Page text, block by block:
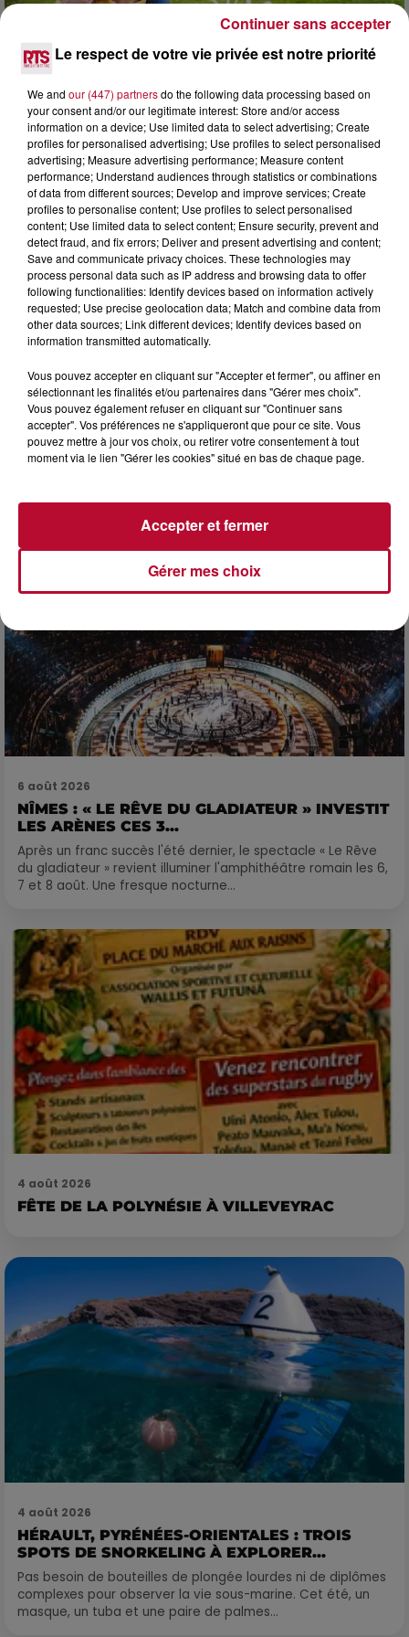
7 août 2026
NOS IDÉES DE SORTIE POUR CE WEEK-END
Comme tous les vendredis, voici une petite sélection des
rendez-vous à ne pas manquer dans le coin. Que vous ayez
envie de voyager à l'autre bout du monde,...
7 août 2026
6 août 2026
NÎMES : « LE RÊVE DU GLADIATEUR » INVESTIT
LES ARÈNES CES 3...
Après un franc succès l'été dernier, le spectacle « Le Rêve
du gladiateur » revient illuminer l'amphithéâtre romain les 6,
7 et 8 août. Une fresque nocturne...
4 août 2026
FÊTE DE LA POLYNÉSIE À VILLEVEYRAC
4 août 2026
HÉRAULT, PYRÉNÉES-ORIENTALES : TROIS
SPOTS DE SNORKELING À EXPLORER...
Pas besoin de bouteilles de plongée lourdes ni de diplômes
complexes pour observer la vie sous-marine. Cet été, un
masque, un tuba et une paire de palmes...
Le respect de votre vie privée est notre priorité
We and our (447) partnersdo the following data processing based on
your consent and/or our legitimate interest: Store and/or access
information on a device; Use limited data to select advertising; Create
profiles for personalised advertising; Use profiles to select personalised
advertising; Measure advertising performance; Measure content
performance; Understand audiences through statistics or combinations
of data from different sources; Develop and improve services; Create
profiles to personalise content; Use profiles to select personalised
content; Use limited data to select content; Ensure security, prevent and
detect fraud, and fix errors; Deliver and present advertising and content;
Save and communicate privacy choices. These technologies may
process personal data such as IP address and browsing data to offer
following functionalities: Identify devices based on information actively
requested; Use precise geolocation data; Match and combine data from
other data sources; Link different devices; Identify devices based on
information transmitted automatically.
Vous pouvez accepter en cliquant sur "Accepter et fermer", ou affiner en
sélectionnant les finalités et/ou partenaires dans "Gérer mes choix".
Vous pouvez également refuser en cliquant sur "Continuer sans
accepter". Vos préférences ne s'appliqueront que pour ce site. Vous
pouvez mettre à jour vos choix, ou retirer votre consentement à tout
moment via le lien "Gérer les cookies" situé en bas de chaque page.
Gérer mes choix
Accepter et fermer
Continuer sans accepter